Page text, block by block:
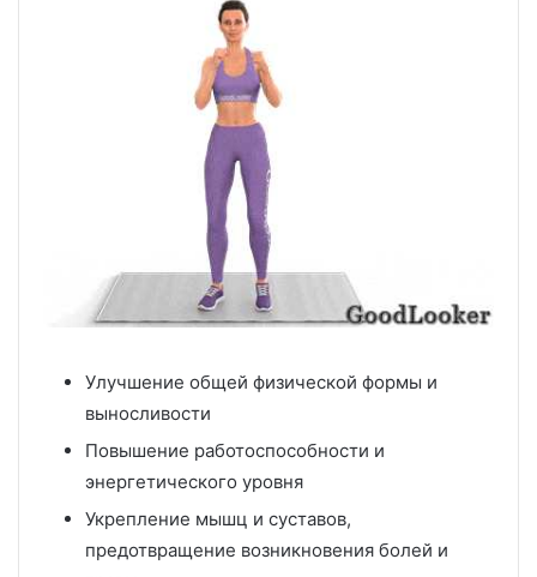
Улучшение общей физической формы и
выносливости
Повышение работоспособности и
энергетического уровня
Укрепление мышц и суставов,
предотвращение возникновения болей и